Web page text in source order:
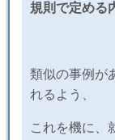
規則で定める
類似の事例が
れるよう、
これを機に、